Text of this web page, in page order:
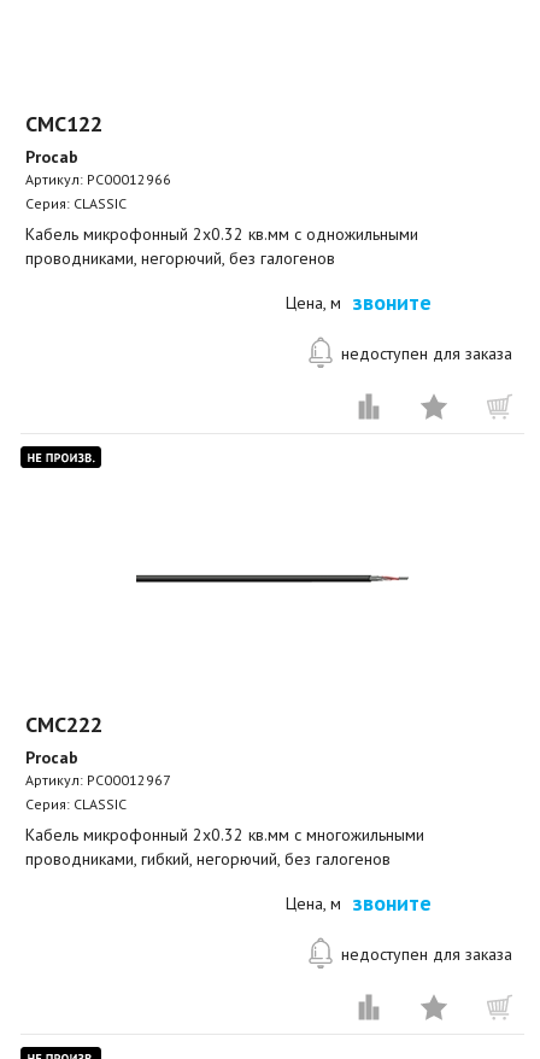
CMC122
Procab
Артикул: PC00012966
Серия: CLASSIC
Кабель микрофонный 2x0.32 кв.мм с одножильными
проводниками, негорючий, без галогенов
Цена, м звоните
недоступен для заказа
CMC222
Procab
Артикул: PC00012967
Серия: CLASSIC
Кабель микрофонный 2x0.32 кв.мм с многожильными
проводниками, гибкий, негорючий, без галогенов
Цена, м звоните
недоступен для заказа